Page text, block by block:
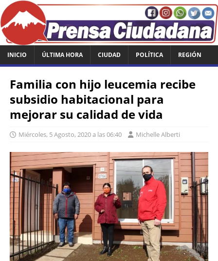
INICIO ÚLTIMA HORA CIUDAD POLÍTICA REGIÓN
Familia con hijo leucemia recibe
subsidio habitacional para
mejorar su calidad de vida
Miércoles, 5 Agosto, 2020 a las 06:40 Michelle Alberti